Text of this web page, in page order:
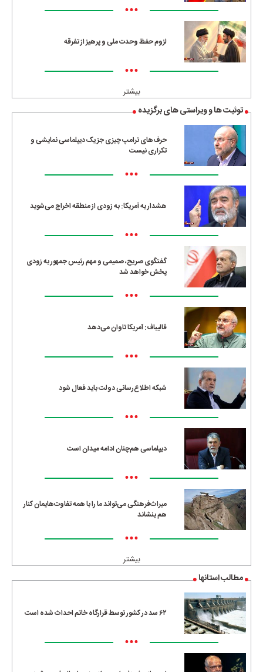
•••
لزوم حفظ وحدت ملی و پرهیز از تفرقه
•••
بیشتر
توئیت ها و ویراستی های برگزیده
حرف‌های ترامپ چیزی جز یک دیپلماسی نمایشی و
تکراری نیست
•••
هشدار به آمریکا: به زودی از منطقه اخراج می‌شوید
•••
گفتگوی صریح، صمیمی و مهم رئیس جمهور به زودی
پخش خواهد شد
•••
قالیباف: آمریکا تاوان می‌دهد
•••
شبکه اطلاع‌رسانی دولت باید فعال شود
•••
دیپلماسی هم‌چنان ادامه میدان است
•••
میراث‌فرهنگی می‌تواند ما را با همه تفاوت‌هایمان کنار
هم بنشاند
•••
بیشتر
مطالب استانها
۶۲ سد در کشور توسط قرارگاه خاتم احداث شده است
•••